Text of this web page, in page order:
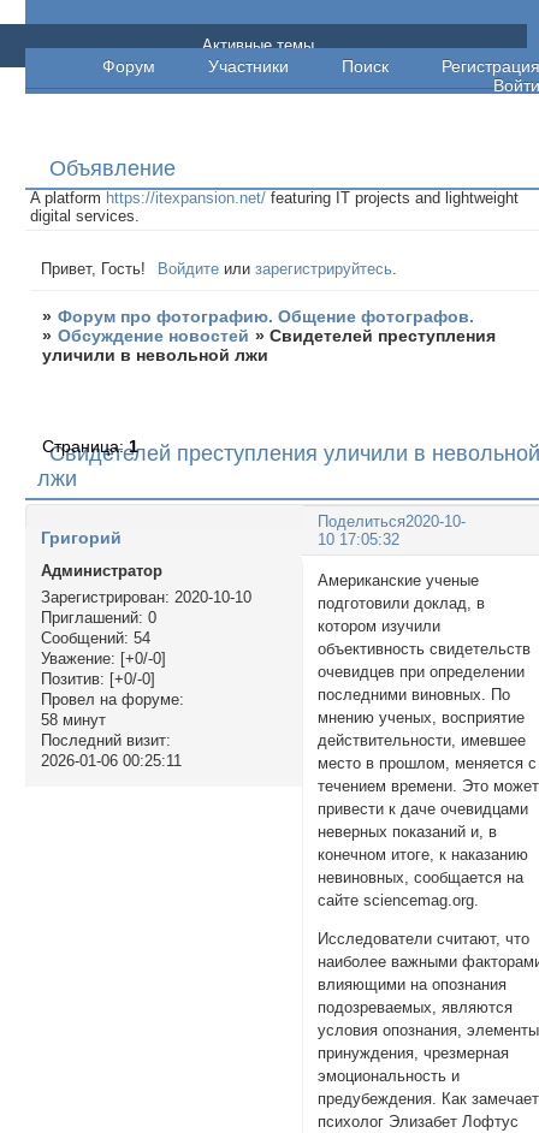
Форум про фотографию. Общение
фотографов.
Форум Участники Поиск
Регистрация
Войти
Активные темы
Объявление
A platform https://itexpansion.net/ featuring IT projects and lightweight
digital services.
Привет, Гость! Войдите илизарегистрируйтесь
» Форум про фотографию. Общение фотографов.
» Обсуждение новостей »Свидетелей преступления
уличили в невольной лжи
Свидетелей преступления уличили в невольной
лжи
Страница:1
Поделиться2020-10-
10 17:05:32
Григорий
Администратор
Зарегистрирован: 2020-10-10
Приглашений: 0
Сообщений: 54
Уважение: [+0/-0]
Позитив: [+0/-0]
Провел на форуме:
58 минут
Последний визит:
2026-01-06 00:25:11
Американские ученые
подготовили доклад, в
котором изучили
объективность свидетельств
очевидцев при определении
последними виновных. По
мнению ученых, восприятие
действительности, имевшее
место в прошлом, меняется с
течением времени. Это может
привести к даче очевидцами
неверных показаний и, в
конечном итоге, к наказанию
невиновных, сообщается на
сайте sciencemag.org.
Исследователи считают, что
наиболее важными
влияющими на опознания
подозреваемых, являются
условия опознания, элементы
принуждения, чрезмерная
эмоциональность и
предубеждения. Как замечает
психолог Элизабет Лофтус